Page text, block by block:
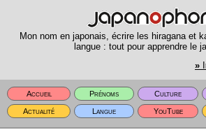
Mon nom en japonais, écrire les hiragana et
langue : tout pour apprendre le
»
Accueil Prénoms Culture
Actualité
Langue YouTube